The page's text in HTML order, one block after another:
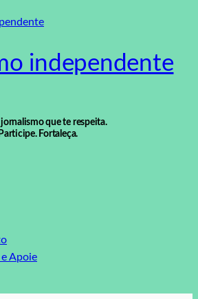
independente
que te respeita.
Fortaleça.
Apoie